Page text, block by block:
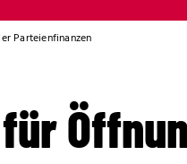
Parteienfinanzen